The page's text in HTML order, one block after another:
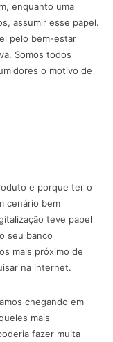
enquanto uma
assumir esse papel.
pelo bem-estar
Somos todos
o motivo de
e porque ter o
cenário bem
teve papel
seu banco
mais próximo de
na internet.
chegando em
mais
fazer muita